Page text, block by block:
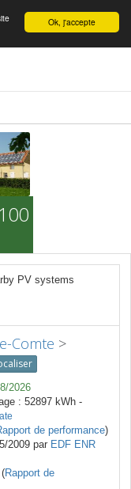
English Ok, j'accepte
PV systems
Comte >
2026
: 52897 kWh -
de performance)
2009 par EDF ENR
Rapport de